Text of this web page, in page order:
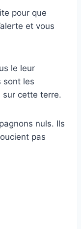
pour que
et vous
le leur
sont les
sur cette terre.
nuls. Ils
pas